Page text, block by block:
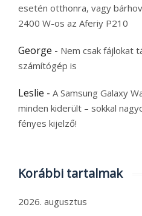
esetén otthonra, vagy
2400 W-os az Aferiy P210
George - Nem csak fájlokat
számítógép is
Leslie - A Samsung Galaxy
minden kiderült – sokkal
fényes kijelző!
Korábbi tartalmak
2026. augusztus